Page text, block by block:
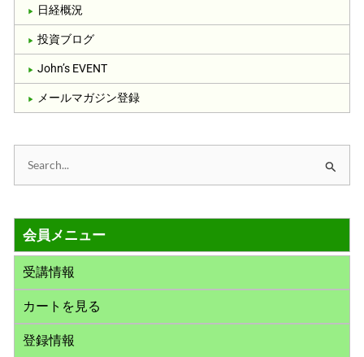
日経概況
投資ブログ
John’s EVENT
メールマガジン登録
象
:
会員メニュー
受講情報
カートを見る
登録情報